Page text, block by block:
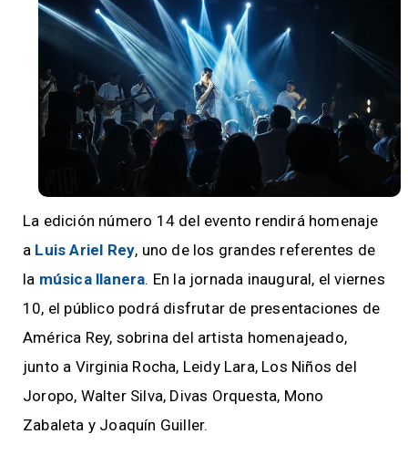
La edición número 14 del evento rendirá homenaje
a Luis Ariel Rey, uno de los grandes referentes de
la música llanera. En la jornada inaugural, el viernes
10, el público podrá disfrutar de presentaciones de
América Rey, sobrina del artista homenajeado,
junto a Virginia Rocha, Leidy Lara, Los Niños del
Joropo, Walter Silva, Divas Orquesta, Mono
Zabaleta y Joaquín Guiller.